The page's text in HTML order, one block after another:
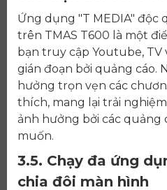
Ứng dụng "T MEDIA" độc
trên TMAS T600 là một
bạn truy cập Youtube, TV
gián đoạn bởi quảng cáo.
hưởng trọn vẹn các
thích, mang lại trải
ảnh hưởng bởi các quảng
muốn.
3.5. Chạy đa ứng
chia đôi màn hình